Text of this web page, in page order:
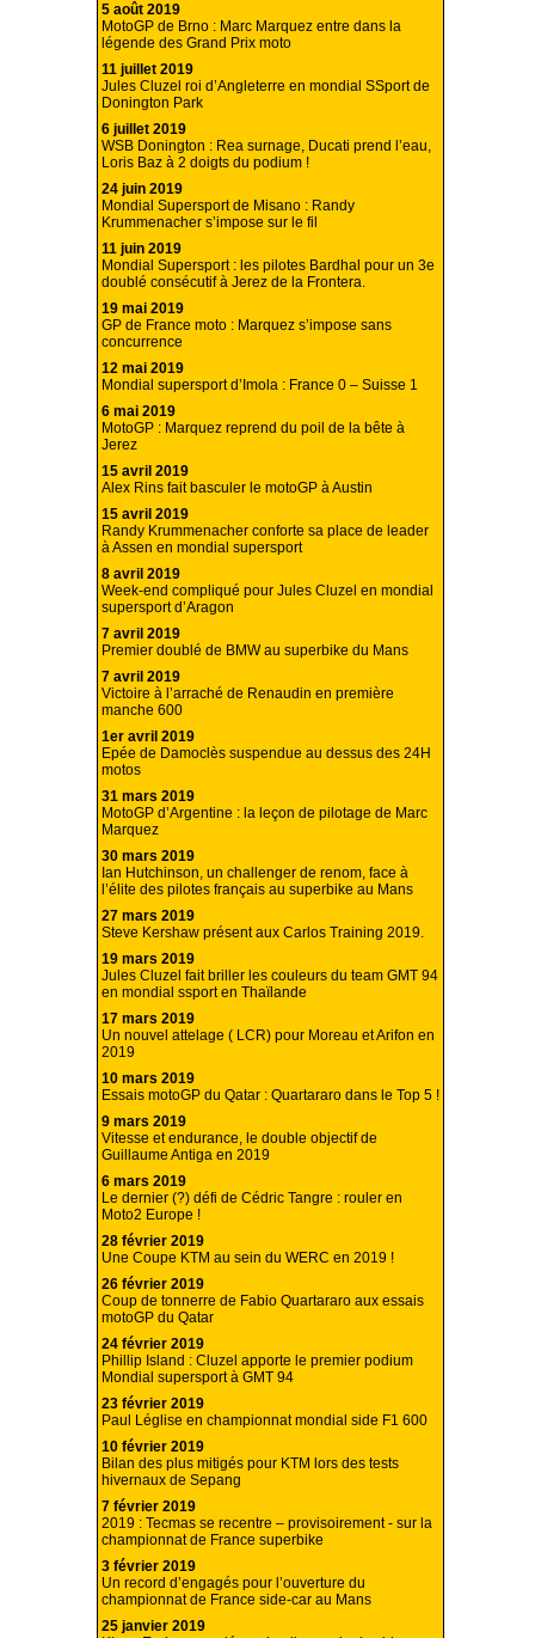
5 août 2019
MotoGP de Brno : Marc Marquez entre dans la
légende des Grand Prix moto
11 juillet 2019
Jules Cluzel roi d’Angleterre en mondial SSport de
Donington Park
6 juillet 2019
WSB Donington : Rea surnage, Ducati prend l’eau,
Loris Baz à 2 doigts du podium !
24 juin 2019
Mondial Supersport de Misano : Randy
Krummenacher s’impose sur le fil
11 juin 2019
Mondial Supersport : les pilotes Bardhal pour un 3e
doublé consécutif à Jerez de la Frontera.
19 mai 2019
GP de France moto : Marquez s’impose sans
concurrence
12 mai 2019
Mondial supersport d’Imola : France 0 – Suisse 1
6 mai 2019
MotoGP : Marquez reprend du poil de la bête à
Jerez
15 avril 2019
Alex Rins fait basculer le motoGP à Austin
15 avril 2019
Randy Krummenacher conforte sa place de leader
à Assen en mondial supersport
8 avril 2019
Week-end compliqué pour Jules Cluzel en mondial
supersport d’Aragon
7 avril 2019
Premier doublé de BMW au superbike du Mans
7 avril 2019
Victoire à l’arraché de Renaudin en première
manche 600
1er avril 2019
Epée de Damoclès suspendue au dessus des 24H
motos
31 mars 2019
MotoGP d’Argentine : la leçon de pilotage de Marc
Marquez
30 mars 2019
Ian Hutchinson, un challenger de renom, face à
l’élite des pilotes français au superbike au Mans
27 mars 2019
Steve Kershaw présent aux Carlos Training 2019.
19 mars 2019
Jules Cluzel fait briller les couleurs du team GMT 94
en mondial ssport en Thaïlande
17 mars 2019
Un nouvel attelage ( LCR) pour Moreau et Arifon en
2019
10 mars 2019
Essais motoGP du Qatar : Quartararo dans le Top 5 !
9 mars 2019
Vitesse et endurance, le double objectif de
Guillaume Antiga en 2019
6 mars 2019
Le dernier (?) défi de Cédric Tangre : rouler en
Moto2 Europe !
28 février 2019
Une Coupe KTM au sein du WERC en 2019 !
26 février 2019
Coup de tonnerre de Fabio Quartararo aux essais
motoGP du Qatar
24 février 2019
Phillip Island : Cluzel apporte le premier podium
Mondial supersport à GMT 94
23 février 2019
Paul Léglise en championnat mondial side F1 600
10 février 2019
Bilan des plus mitigés pour KTM lors des tests
hivernaux de Sepang
7 février 2019
2019 : Tecmas se recentre – provisoirement - sur la
championnat de France superbike
3 février 2019
Un record d’engagés pour l’ouverture du
championnat de France side-car au Mans
25 janvier 2019